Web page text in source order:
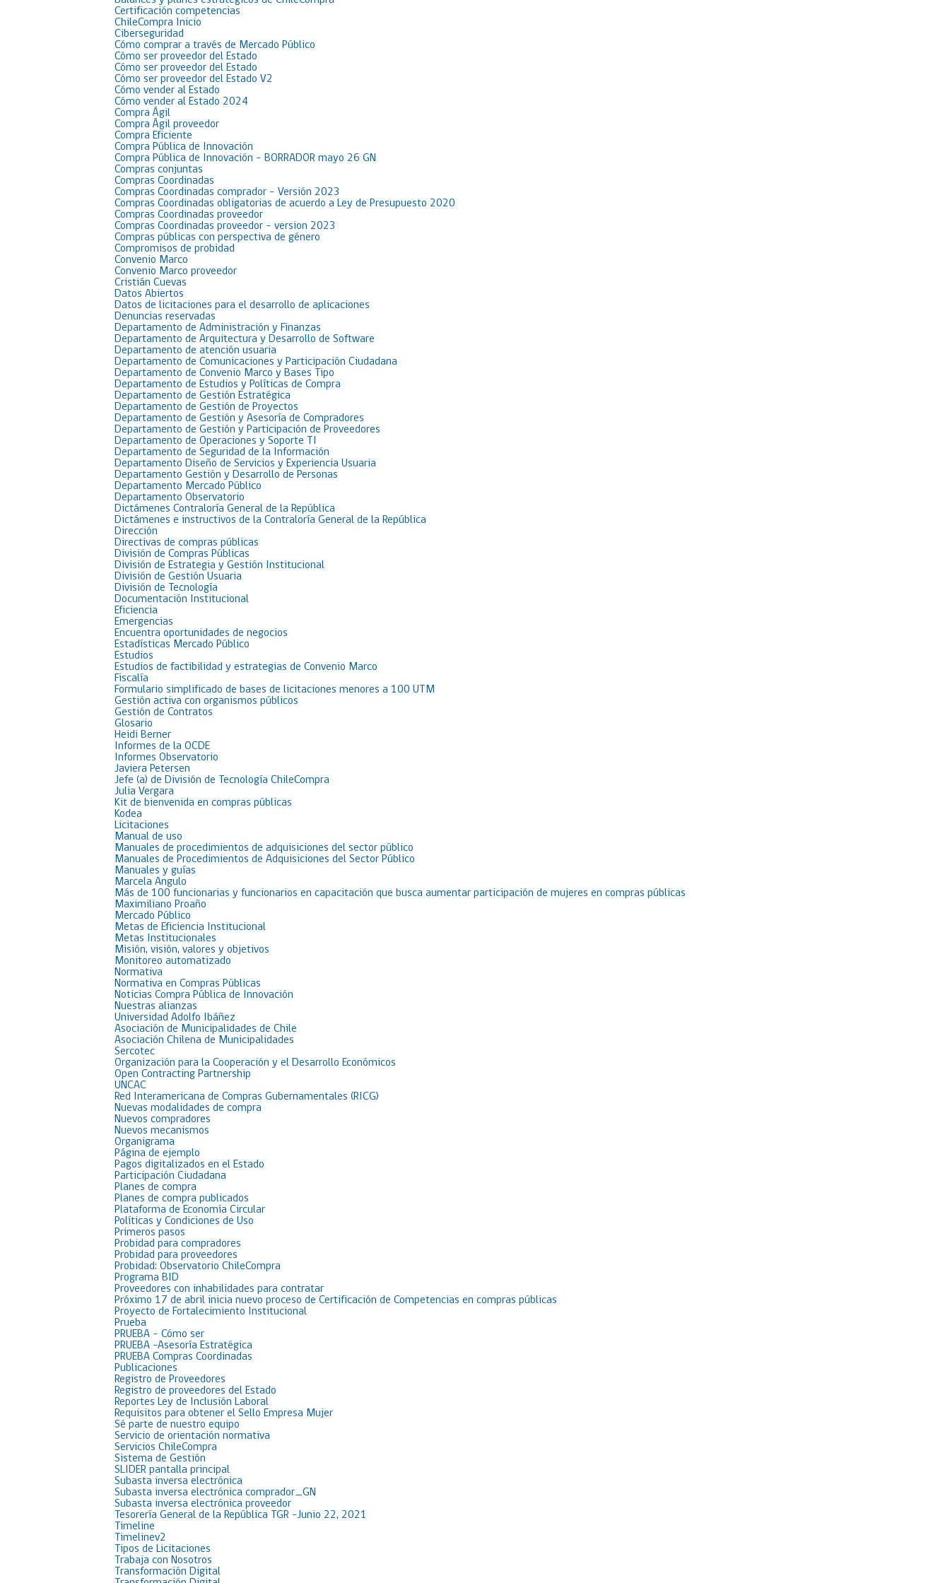
Certificación competencias
ChileCompra Inicio
Ciberseguridad
Cómo comprar a través de Mercado Público
Cómo ser proveedor del Estado
Cómo ser proveedor del Estado
Cómo ser proveedor del Estado V2
Cómo vender al Estado
Cómo vender al Estado 2024
Compra Ágil
Compra Ágil proveedor
Compra Eficiente
Compra Pública de Innovación
Compra Pública de Innovación – BORRADOR mayo 26 GN
Compras conjuntas
Compras Coordinadas
Compras Coordinadas comprador – Versión 2023
Compras Coordinadas obligatorias de acuerdo a Ley de Presupuesto 2020
Compras Coordinadas proveedor
Compras Coordinadas proveedor – version 2023
Compras públicas con perspectiva de género
Compromisos de probidad
Convenio Marco
Convenio Marco proveedor
Cristián Cuevas
Datos Abiertos
Datos de licitaciones para el desarrollo de aplicaciones
Denuncias reservadas
Departamento de Administración y Finanzas
Departamento de Arquitectura y Desarrollo de Software
Departamento de atención usuaria
Departamento de Comunicaciones y Participación Ciudadana
Departamento de Convenio Marco y Bases Tipo
Departamento de Estudios y Políticas de Compra
Departamento de Gestión Estratégica
Departamento de Gestión de Proyectos
Departamento de Gestión y Asesoría de Compradores
Departamento de Gestión y Participación de Proveedores
Departamento de Operaciones y Soporte TI
Departamento de Seguridad de la Información
Departamento Diseño de Servicios y Experiencia Usuaria
Departamento Gestión y Desarrollo de Personas
Departamento Mercado Público
Departamento Observatorio
Dictámenes Contraloría General de la República
Dictámenes e instructivos de la Contraloría General de la República
Dirección
Directivas de compras públicas
División de Compras Públicas
División de Estrategia y Gestión Institucional
División de Gestión Usuaria
División de Tecnología
Documentación Institucional
Eficiencia
Emergencias
Encuentra oportunidades de negocios
Estadísticas Mercado Público
Estudios
Estudios de factibilidad y estrategias de Convenio Marco
Fiscalía
Formulario simplificado de bases de licitaciones menores a 100 UTM
Gestión activa con organismos públicos
Gestión de Contratos
Glosario
Heidi Berner
Informes de la OCDE
Informes Observatorio
Javiera Petersen
Jefe (a) de División de Tecnología ChileCompra
Julia Vergara
Kit de bienvenida en compras públicas
Kodea
Licitaciones
Manual de uso
Manuales de procedimientos de adquisiciones del sector público
Manuales de Procedimientos de Adquisiciones del Sector Público
Manuales y guías
Marcela Angulo
Más de 100 funcionarias y funcionarios en capacitación que busca aumentar participación de mujeres en compras públicas
Maximiliano Proaño
Mercado Público
Metas de Eficiencia Institucional
Metas Institucionales
Misión, visión, valores y objetivos
Monitoreo automatizado
Normativa
Normativa en Compras Públicas
Noticias Compra Pública de Innovación
Nuestras alianzas
Universidad Adolfo Ibáñez
Asociación de Municipalidades de Chile
Asociación Chilena de Municipalidades
Sercotec
Organización para la Cooperación y el Desarrollo Económicos
Open Contracting Partnership
UNCAC
Red Interamericana de Compras Gubernamentales (RICG)
Nuevas modalidades de compra
Nuevos compradores
Nuevos mecanismos
Organigrama
Página de ejemplo
Pagos digitalizados en el Estado
Participación Ciudadana
Planes de compra
Planes de compra publicados
Plataforma de Economía Circular
Políticas y Condiciones de Uso
Primeros pasos
Probidad para compradores
Probidad para proveedores
Probidad: Observatorio ChileCompra
Programa BID
Proveedores con inhabilidades para contratar
Próximo 17 de abril inicia nuevo proceso de Certificación de Competencias en compras públicas
Proyecto de Fortalecimiento Institucional
Prueba
PRUEBA – Cómo ser
PRUEBA -Asesoría Estratégica
PRUEBA Compras Coordinadas
Publicaciones
Registro de Proveedores
Registro de proveedores del Estado
Reportes Ley de Inclusión Laboral
Requisitos para obtener el Sello Empresa Mujer
Sé parte de nuestro equipo
Servicio de orientación normativa
Servicios ChileCompra
Sistema de Gestión
SLIDER pantalla principal
Subasta inversa electrónica
Subasta inversa electrónica comprador_GN
Subasta inversa electrónica proveedor
Tesorería General de la República TGR -Junio 22, 2021
Timeline
Timelinev2
Tipos de Licitaciones
Trabaja con Nosotros
Transformación Digital